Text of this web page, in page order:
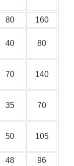
80
160
40 80
70 140
35 70
50 105
48
96